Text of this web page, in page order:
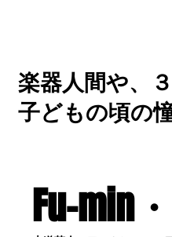
楽器人間や、
子どもの頃の
Fu-min